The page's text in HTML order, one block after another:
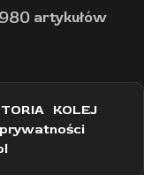
artykułów
KOLEJ